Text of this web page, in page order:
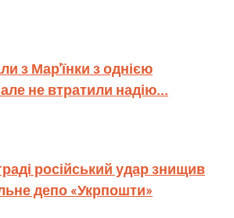
з Мар'їнки з однією
не втратили надію...
російський удар знищив
депо «Укрпошти»